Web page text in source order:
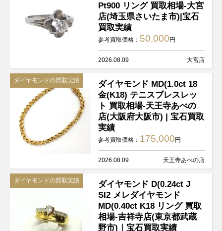
Pt900 リング 買取相場-大宮
店(埼玉県さいたま市)|宝石
買取実績
参考買取価格： 50,000円
2026.08.09 大宮店
ダイヤモンドの買取実績
ダイヤモンド MD(1.0ct 18
金(K18) テニスブレスレッ
ト 買取相場-天王寺あべの
店(大阪府大阪市) | 宝石買取
実績
参考買取価格： 175,000円
2026.08.09 天王寺あべの店
ダイヤモンドの買取実績
ダイヤモンド D(0.24ct J
SI2 メレダイヤモンド
MD(0.40ct K18 リング 買取
相場-吉祥寺店(東京都武蔵
野市)｜宝石買取実績